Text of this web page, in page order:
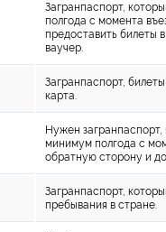
Загранпаспорт,
полгода с момента
предоставить билеты
ваучер.
Загранпаспорт,
карта.
Нужен
минимум полгода с
обратную сторону и
Загранпаспорт,
пребывания в стране.